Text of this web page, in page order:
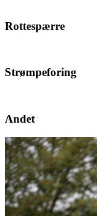
Rottespærre
Strømpeforing
Andet